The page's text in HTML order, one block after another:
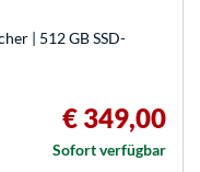
| 512 GB SSD-
€ 349,00
Sofort verfügbar